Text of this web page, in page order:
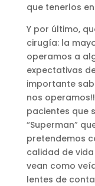
que tenerlos
Y por último,
cirugía: la
operamos a
expectativas
importante
nos
pacientes que
“Superman”
pretendemos
calidad de
vean como
lentes de